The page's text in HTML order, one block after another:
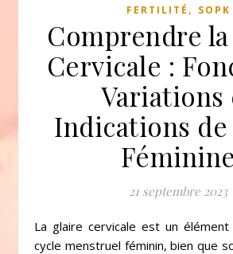
FERTILITÉ , SOPK
Comprendre
Cervicale :
Variations
Indications de
Féminine
21 septembre 2023
La glaire cervicale est un élément fondamental du
cycle menstruel féminin, bien que